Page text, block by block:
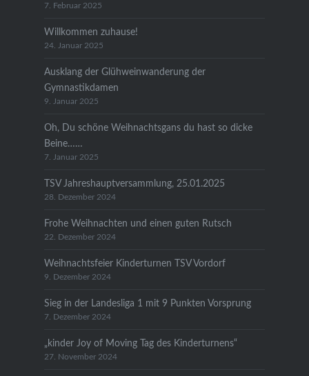
7. Februar 2025
Willkommen zuhause!
24. Januar 2025
Ausklang der Glühweinwanderung der
Gymnastikdamen
9. Januar 2025
Oh, Du schöne Weihnachtsgans du hast so dicke
Beine……
7. Januar 2025
TSV Jahreshauptversammlung, 25.01.2025
28. Dezember 2024
Frohe Weihnachten und einen guten Rutsch
22. Dezember 2024
Weihnachtsfeier Kinderturnen TSV Vordorf
9. Dezember 2024
Sieg in der Landesliga 1 mit 9 Punkten Vorsprung
7. Dezember 2024
„kinder Joy of Moving Tag des Kinderturnens“
27. November 2024